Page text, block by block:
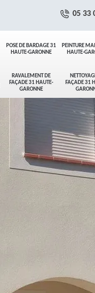
POSE DE BARDAGE 31
HAUTE-GARONNE
PEINTURE
HAUTE-
RAVALEMENT DE
FAÇADE 31 HAUTE-
GARONNE
FAÇADE 31
05 33